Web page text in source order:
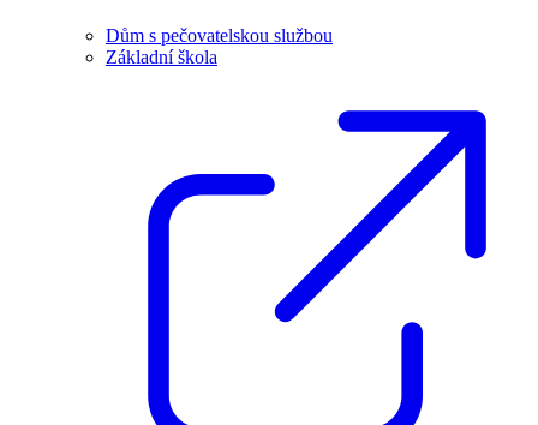
Dům s pečovatelskou službou
Základní škola